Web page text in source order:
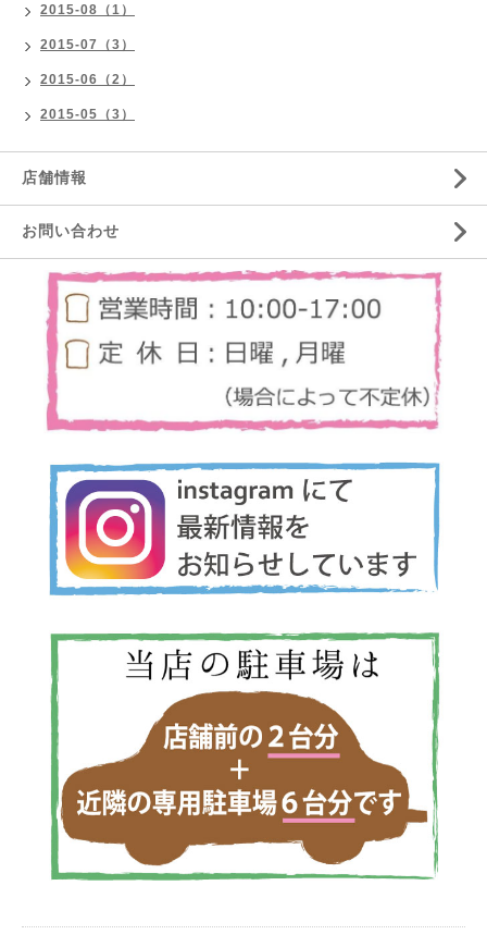
2015-08（1）
2015-07（3）
2015-06（2）
2015-05（3）
店舗情報
お問い合わせ